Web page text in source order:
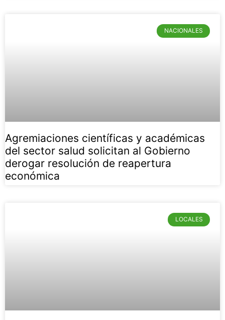
NACIONALES
Agremiaciones científicas y académicas
del sector salud solicitan al Gobierno
derogar resolución de reapertura
económica
LOCALES